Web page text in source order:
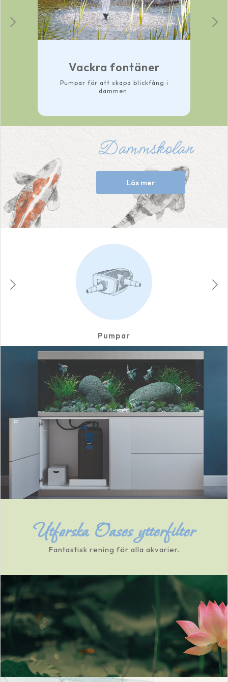
Vackra fontäner
Pumpar för att skapa blickfång i
dammen.
Dammskolan
Läs mer
Pumpar
Utforska Oases ytterfilter
Fantastisk rening för alla akvarier.